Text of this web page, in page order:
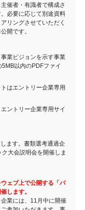
催者・有識者で構成さ
必要に応じて別途資料
リングさせていただく
開です。
業ビジョンを示す事業
以内のPDFファイ
はエントリー企業専用
ントリー企業専用サイ
ます。書類選考通過企
大会説明会を開催しま
ェブ上で公開する「バ
します。
業には、11月中に開催